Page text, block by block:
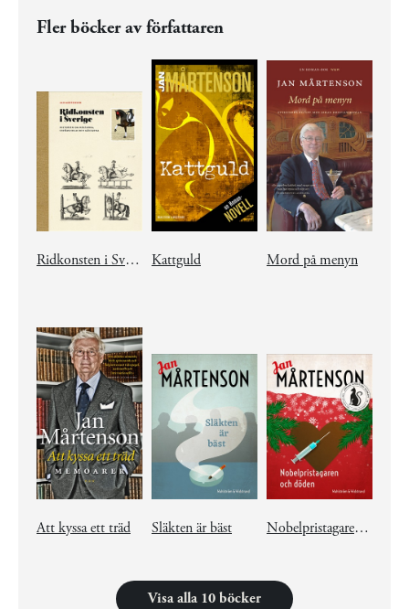
Fler böcker av författaren
Ridkonsten i Sverige Kattguld Mord på menyn
Att kyssa ett träd Släkten är bäst Nobelpristagaren och döden
Visa alla 10 böcker